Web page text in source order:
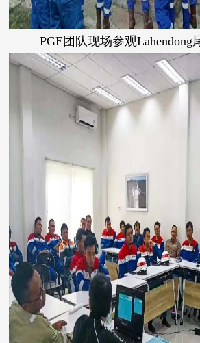
PGE团队现场参观Lahendong